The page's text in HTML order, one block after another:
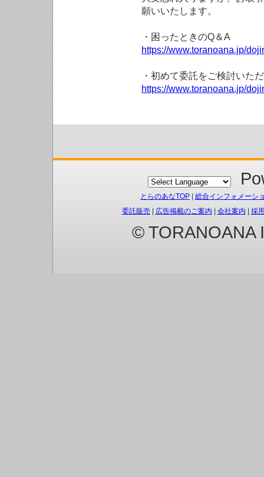
願いいたします。
・困ったときのQ＆A
https://www.toranoana.jp/
・初めて委託をご検討いた
https://www.toranoana.jp/
とらのあなTOP
総合インフォメーシ
委託販売| 広告掲載のご案内 会社案内 採
© TORANOANA